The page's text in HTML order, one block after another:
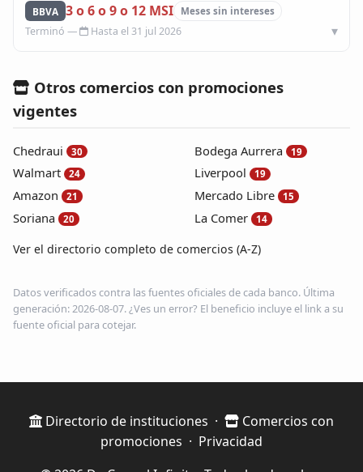
BBVA 3 o 6 o 9 o 12 MSI Meses sin intereses
Hasta el 31 jul 2026
Otros comercios con promociones
vigentes
Chedraui 30
Walmart 24
Amazon 21
Soriana 20
Bodega Aurrera 19
Liverpool 19
Mercado Libre 15
La Comer 14
Ver el directorio completo de comercios (A-Z)
Datos verificados contra las fuentes oficiales de cada banco. Última
generación: 2026-08-07. ¿Ves un error? El beneficio incluye el link a su
fuente oficial para cotejar.
Directorio de instituciones ·
Comercios con
promociones · Privacidad